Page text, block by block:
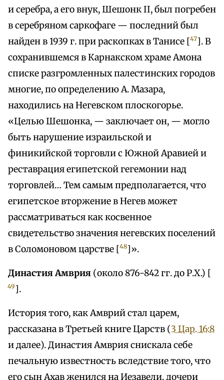
и серебра, а его внук, Шешонк II, был погребен
в серебряном саркофаге — последний был
найден в 1939 г. при раскопках в Танисе [47]. В
сохранившемся в Карнакском храме Амона
списке разгромленных палестинских городов
многие, по определению А. Мазара,
находились на Негевском плоскогорье.
«Целью Шешонка, — заключает он, — могло
быть нарушение израильской и
финикийской торговли с Южной Аравией и
реставрация египетской гегемонии над
торговлей… Тем самым предполагается, что
египетское вторжение в Негев может
рассматриваться как косвенное
свидетельство значения негевских поселений
в Соломоновом царстве [48]».
Династия Амврия (около 876-842 гг. до Р.Х.) [
49 ].
История того, как Амврий стал царем,
рассказана в Третьей книге Царств (3 Цар. 16:8
и далее). Династия Амврия снискала себе
печальную известность вследствие того, что
его сын Ахав женился на Иезавели, дочери